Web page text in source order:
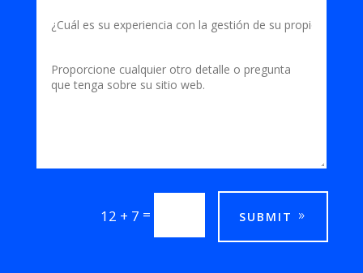
12 + 7 = SUBMIT